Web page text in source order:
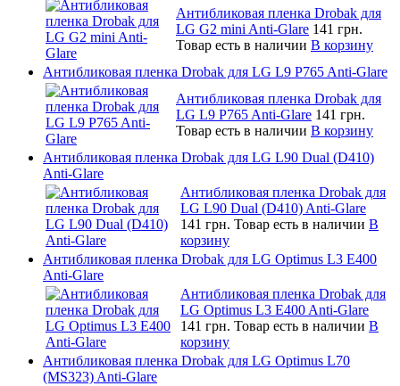
Антибликовая пленка Drobak для
LG G2 mini Anti-Glare 141 грн.
Товар есть в наличии В корзину
Антибликовая пленка Drobak для LG L9 P765 Anti-Glare
Антибликовая пленка Drobak для
LG L9 P765 Anti-Glare 141 грн.
Товар есть в наличии В корзину
Антибликовая пленка Drobak для LG L90 Dual (D410)
Anti-Glare
Антибликовая пленка Drobak для
LG L90 Dual (D410) Anti-Glare
141 грн. Товар есть в наличии В
корзину
Антибликовая пленка Drobak для LG Optimus L3 E400
Anti-Glare
Антибликовая пленка Drobak для
LG Optimus L3 E400 Anti-Glare
141 грн. Товар есть в наличии В
корзину
Антибликовая пленка Drobak для LG Optimus L70
(MS323) Anti-Glare